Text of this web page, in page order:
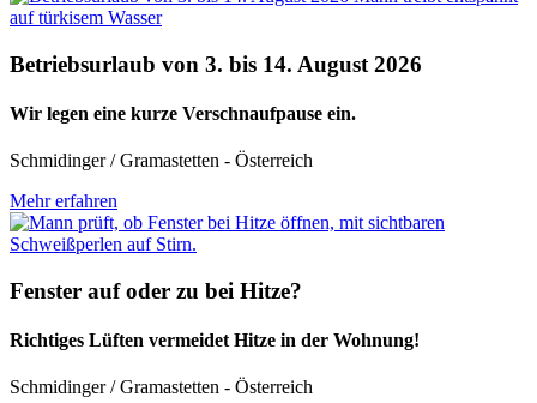
Betriebsurlaub von 3. bis 14. August 2026
Wir legen eine kurze Verschnaufpause ein.
Schmidinger / Gramastetten - Österreich
Mehr erfahren
Fenster auf oder zu bei Hitze?
Richtiges Lüften vermeidet Hitze in der Wohnung!
Schmidinger / Gramastetten - Österreich